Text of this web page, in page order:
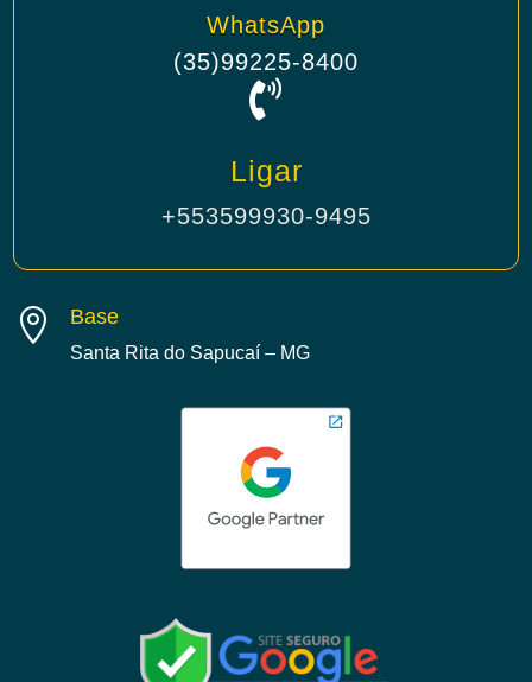
WhatsApp
(35)99225-8400

Ligar
+553599930-9495
 Base
Santa Rita do Sapucaí – MG